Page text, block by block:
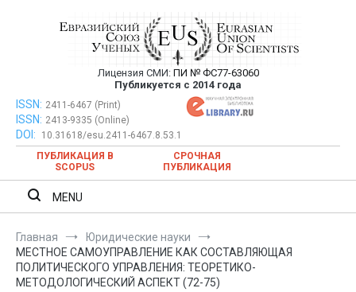
Евразийский Союз Ученых —
публикация научных статей в
ежемесячном научном журнале
Лицензия СМИ: ПИ № ФС77-63060
Публикуется с 2014 года
Евразийский Союз Ученых — публикация научных статей в
ежемесячном научном журнале
ISSN: 2411-6467 (Print)
ISSN: 2413-9335 (Online)
DOI:
10.31618/esu.2411-6467.8.53.1
ПУБЛИКАЦИЯ В
SCOPUS
СРОЧНАЯ
ПУБЛИКАЦИЯ
MENU
Главная
Юридические науки
МЕСТНОЕ САМОУПРАВЛЕНИЕ КАК СОСТАВЛЯЮЩАЯ
ПОЛИТИЧЕСКОГО УПРАВЛЕНИЯ: ТЕОРЕТИКО-
МЕТОДОЛОГИЧЕСКИЙ АСПЕКТ (72-75)